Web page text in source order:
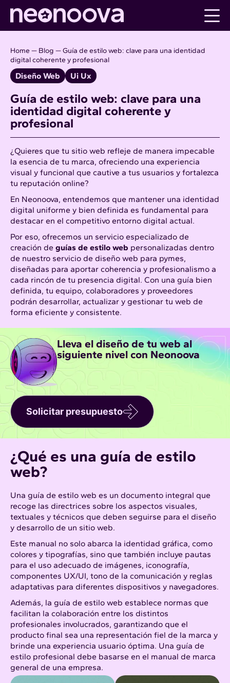
content
Home — Blog —Guía de estilo web: clave para una identidad
digital coherente y profesional
Diseño Web Ui Ux
Guía de estilo web: clave para una
identidad digital coherente y
profesional
¿Quieres que tu sitio web refleje de manera impecable
la esencia de tu marca, ofreciendo una experiencia
visual y funcional que cautive a tus usuarios y fortalezca
tu reputación online?
En Neonoova, entendemos que mantener una identidad
digital uniforme y bien definida es fundamental para
destacar en el competitivo entorno digital actual.
Por eso, ofrecemos un servicio especializado de
creación de guías de estilo web personalizadas dentro
de nuestro servicio de diseño web para pymes,
diseñadas para aportar coherencia y profesionalismo a
cada rincón de tu presencia digital. Con una guía bien
definida, tu equipo, colaboradores y proveedores
podrán desarrollar, actualizar y gestionar tu web de
forma eficiente y consistente.
Lleva el diseño de tu web al
siguiente nivel con Neonoova
Solicitar presupuesto
¿Qué es una guía de estilo
web?
Una guía de estilo web es un documento integral que
recoge las directrices sobre los aspectos visuales,
textuales y técnicos que deben seguirse para el diseño
y desarrollo de un sitio web.
Este manual no solo abarca la identidad gráfica, como
colores y tipografías, sino que también incluye pautas
para el uso adecuado de imágenes, iconografía,
componentes UX/UI, tono de la comunicación y reglas
adaptativas para diferentes dispositivos y navegadores.
Además, la guía de estilo web establece normas que
facilitan la colaboración entre los distintos
profesionales involucrados, garantizando que el
producto final sea una representación fiel de la marca y
brinde una experiencia usuario óptima. Una guía de
estilo profesional debe basarse en el manual de marca
general de una empresa.